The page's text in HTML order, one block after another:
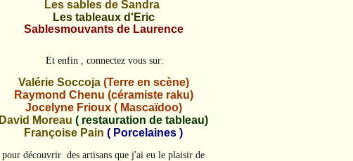
Les sables de Sandra
Les tableaux d'Eric
Sablesmouvants de Laurence
Et enfin , connectez vous sur:
Valérie Soccoja(Terre en scène)
Raymond Chenu (céramiste raku)
Jocelyne Frioux ( Mascaïdoo)
David Moreau ( restauration de tableau)
Françoise Pain ( Porcelaines )
pour découvrir des artisans que j'ai eu le plaisir de